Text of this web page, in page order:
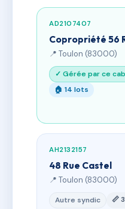
AD2107407
Copropriété 56
📍 Toulon (83000)
✓ Gérée par ce
🏠 14 lots
AH2132157
48 Rue Castel
📍 Toulon (83000)
Autre syndic 📏